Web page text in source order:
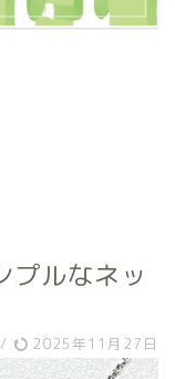
プルなネッ
/ 2025年11月27日